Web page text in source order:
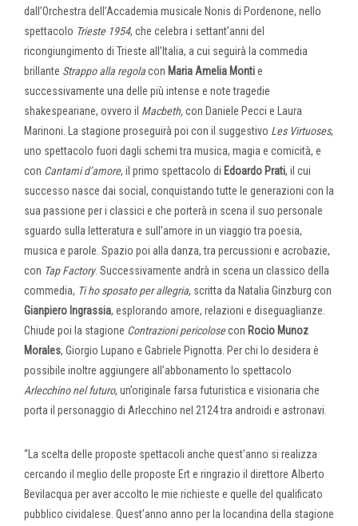
dall’Orchestra dell’Accademia musicale Nonis di Pordenone, nello
spettacolo Trieste 1954, che celebra i settant’anni del
ricongiungimento di Trieste all’Italia, a cui seguirà la commedia
brillante Strappo alla regolacon Maria Amelia Montie
successivamente una delle più intense e note tragedie
shakespeariane, ovvero il Macbeth,con Daniele Pecci e Laura
Marinoni. La stagione proseguirà poi con il suggestivo Les Virtuoses,
uno spettacolo fuori dagli schemi tra musica, magia e comicità, e
con Cantami d’amore, il primo spettacolo di Edoardo Prati, il cui
successo nasce dai social, conquistando tutte le generazioni con la
sua passione per i classici e che porterà in scena il suo personale
sguardo sulla letteratura e sull’amore in un viaggio tra poesia,
musica e parole. Spazio poi alla danza, tra percussioni e acrobazie,
con Tap Factory. Successivamente andrà in scena un classico della
commedia, Ti ho sposato per allegria, scritta da Natalia Ginzburg con
Gianpiero Ingrassia, esplorando amore, relazioni e diseguaglianze.
Chiude poi la stagione Contrazioni pericolosecon Rocio Munoz
Morales, Giorgio Lupano e Gabriele Pignotta. Per chi lo desidera è
possibile inoltre aggiungere all’abbonamento lo spettacolo
Arlecchino nel futuro, un’originale farsa futuristica e visionaria che
porta il personaggio di Arlecchino nel 2124 tra androidi e astronavi.
“La scelta delle proposte spettacoli anche quest’anno si realizza
cercando il meglio delle proposte Ert e ringrazio il direttore Alberto
Bevilacqua per aver accolto le mie richieste e quelle del qualificato
pubblico cividalese. Quest’anno anno per la locandina della stagione